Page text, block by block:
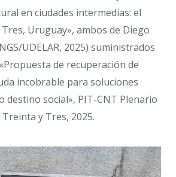
en ciudades intermedias: el
Uruguay», ambos de Diego
UDELAR, 2025) suministrados
de recuperación de
incobrable para soluciones
destino social», PIT-CNT Plenario
y Tres, 2025.